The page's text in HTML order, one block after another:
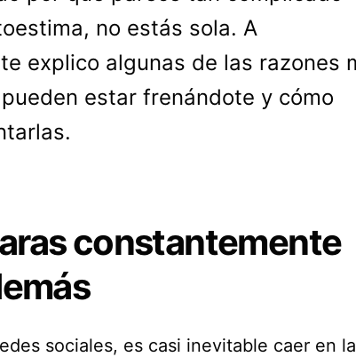
no estás sola. A
explico algunas de las razones
estar frenándote y cómo
constantemente
sociales, es casi inevitable caer en la